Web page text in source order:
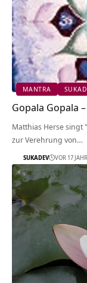
MANTRA
Gopala Gopala
Matthias Herse singt
zur Verehrung von…
SUKADEV VOR 17